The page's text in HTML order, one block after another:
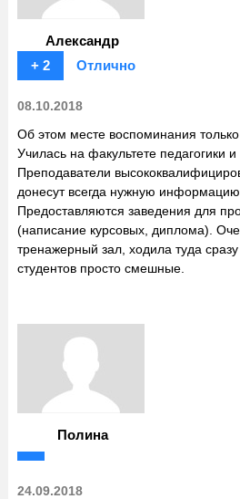
Александр
+ 2
Отлично
08.10.2018
Об этом месте воспоминания
Училась на факультете педагогики и
Преподаватели
донесут всегда нужную
Предоставляются заведения для
(написание курсовых, диплома).
тренажерный зал, ходила туда
студентов просто смешные.
Полина
24.09.2018